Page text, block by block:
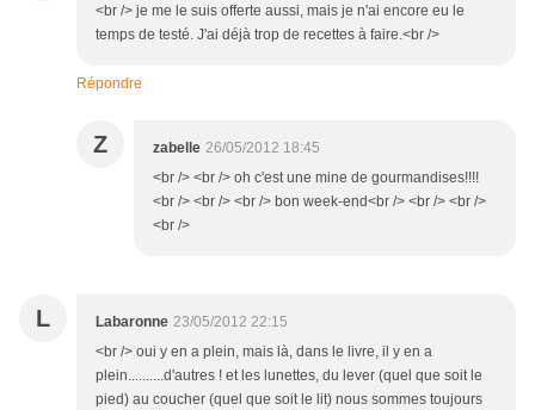
<br /> je me le suis offerte aussi, mais je n'ai encore eu le
temps de testé. J'ai déjà trop de recettes à faire.<br />
Répondre
Z zabelle 26/05/2012 18:45
<br /> <br /> oh c'est une mine de gourmandises!!!!
<br /> <br /> <br /> bon week-end<br /> <br /> <br />
<br />
L Labaronne 23/05/2012 22:15
<br /> oui y en a plein, mais là, dans le livre, il y en a
plein..........d'autres ! et les lunettes, du lever (quel que soit le
pied) au coucher (quel que soit le lit) nous sommes toujours